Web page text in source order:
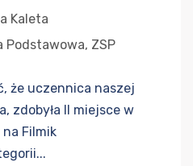
Kaleta
Podstawowa, ZSP
że uczennica naszej
zdobyła II miejsce w
Filmik